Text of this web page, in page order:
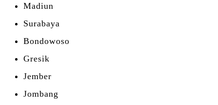
Madiun
Surabaya
Bondowoso
Gresik
Jember
Jombang